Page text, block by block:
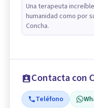
Una terapeuta
humanidad como por
Concha.
Contacta con
Teléfono